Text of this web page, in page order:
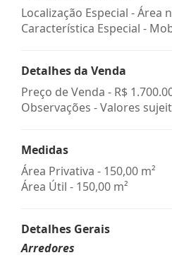
Localização Especial - Área
Característica Especial -
Detalhes da Venda
Preço de Venda - R$
Observações - Valores
Medidas
Área Privativa - 150,00 m²
Área Útil - 150,00 m²
Detalhes Gerais
Arredores